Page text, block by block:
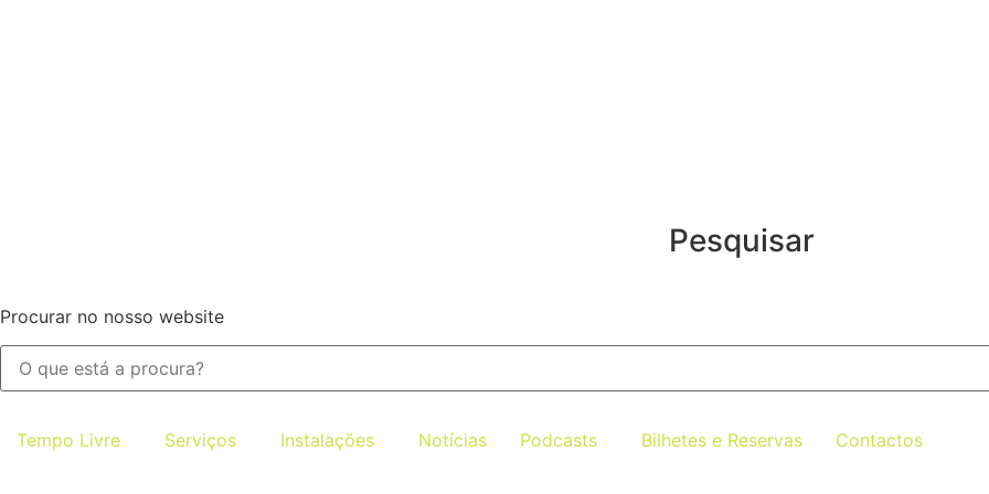
Pesquisar
Procurar no nosso website
Tempo Livre Serviços Instalações Notícias Podcasts Bilhetes e Reservas Contactos